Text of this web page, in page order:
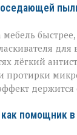
оседающей
быстрее,
для
лёгкий
протирки
помощник в